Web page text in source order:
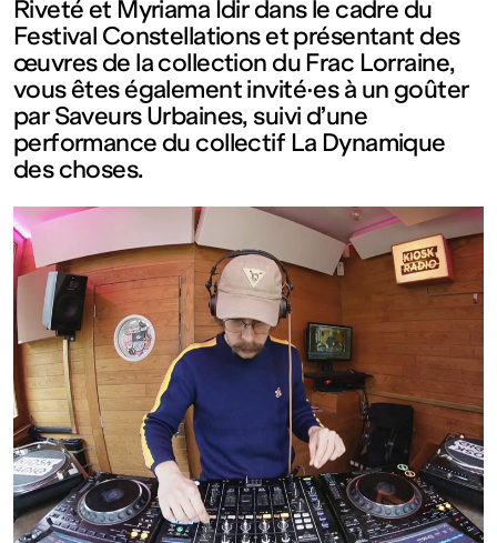
Metz
Fermé
Entrée
gratuite
Mar – Ven
: 14h – 18h
Sam – Dim
: 11h – 19h
Riveté et Myriama Idir dans le cadre du
Festival Constellations et présentant des
œuvres de la collection du Frac Lorraine,
vous êtes également invité·es à un goûter
par Saveurs Urbaines, suivi d’une
performance du collectif La Dynamique
des choses.